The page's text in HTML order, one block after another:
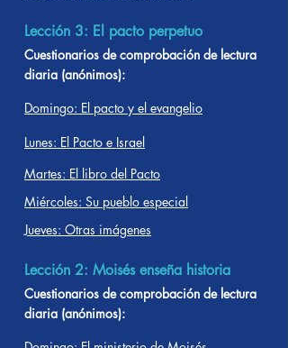
Lección 3: El pacto perpetuo
Cuestionarios de comprobación de lectura
diaria (anónimos):
Domingo: El pacto y el evangelio
Lunes: El Pacto e Israel
Martes: El libro del Pacto
Miércoles: Su pueblo especial
Jueves: Otras imágenes
Lección 2: Moisés enseña historia
Cuestionarios de comprobación de lectura
diaria (anónimos):